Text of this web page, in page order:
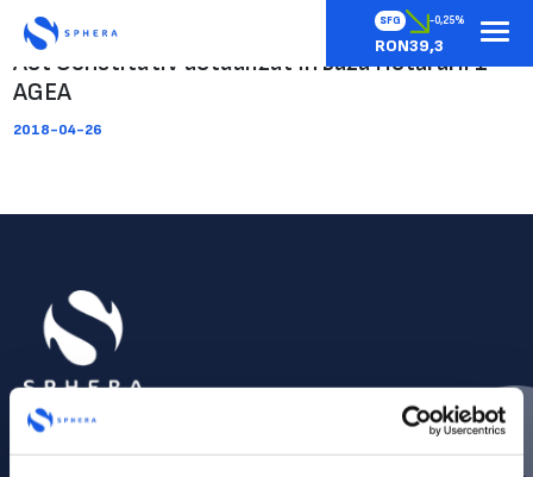
SFG -0,25%
RON39,3
Act Constitutiv actualizat în baza Hotărârii 1
AGEA
2018-04-26